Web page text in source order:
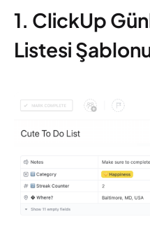
1. ClickUp
Listesi